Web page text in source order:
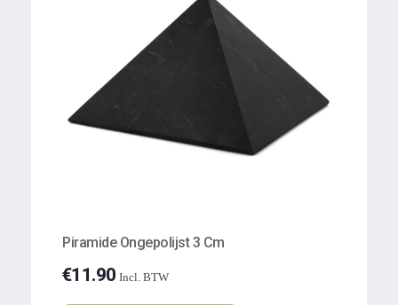
Piramide Ongepolijst 3 Cm
€11.90 Incl. BTW